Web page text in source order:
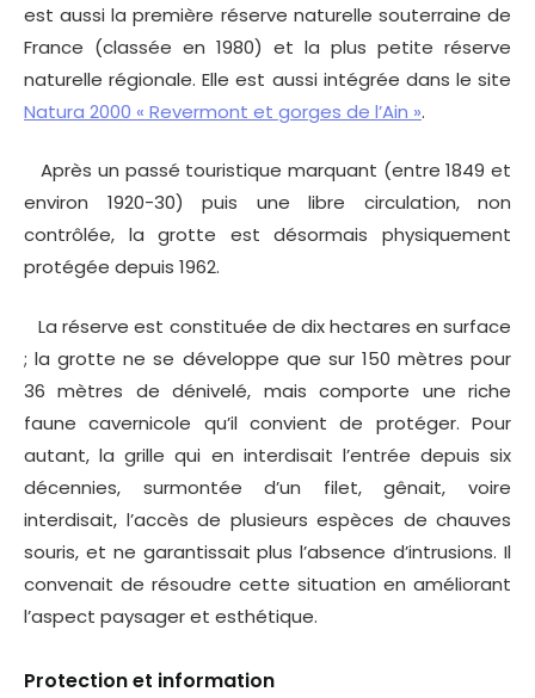
est aussi la première réserve naturelle souterraine de
France (classée en 1980) et la plus petite réserve
naturelle régionale. Elle est aussi intégrée dans le site
Natura 2000 « Revermont et gorges de l’Ain ».
Après un passé touristique marquant (entre 1849 et
environ 1920-30) puis une libre circulation, non
contrôlée, la grotte est désormais physiquement
protégée depuis 1962.
La réserve est constituée de dix hectares en surface
; la grotte ne se développe que sur 150 mètres pour
36 mètres de dénivelé, mais comporte une riche
faune cavernicole qu’il convient de protéger. Pour
autant, la grille qui en interdisait l’entrée depuis six
décennies, surmontée d’un filet, gênait, voire
interdisait, l’accès de plusieurs espèces de chauves
souris, et ne garantissait plus l’absence d’intrusions. Il
convenait de résoudre cette situation en améliorant
l’aspect paysager et esthétique.
Protection et information